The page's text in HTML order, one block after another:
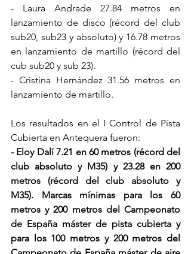
- Laura Andrade 27.84 metros en
lanzamiento de disco (récord del club
sub20, sub23 y absoluto) y 16.78 metros
en lanzamiento de martillo (récord del
cub sub20 y sub 23).
- Cristina Hernández 31.56 metros en
lanzamiento de martillo.
Los resultados en el I Control de Pista
Cubierta en Antequera fueron:
- Eloy Dalí 7.21 en 60 metros (récord del
club absoluto y M35) y 23.28 en 200
metros (récord del club absoluto y
M35). Marcas mínimas para los 60
metros y 200 metros del Campeonato
de España máster de pista cubierta y
para los 100 metros y 200 metros del